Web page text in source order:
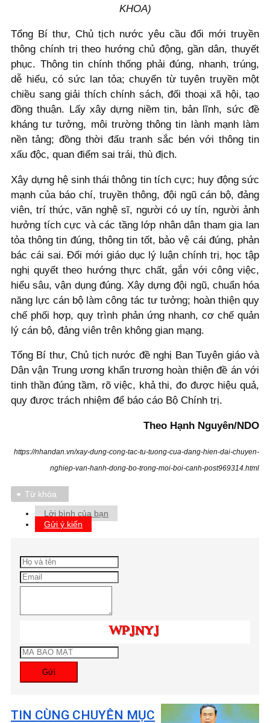
KHOA)
Tổng Bí thư, Chủ tịch nước yêu cầu đổi mới truyền
thông chính trị theo hướng chủ động, gần dân, thuyết
phục. Thông tin chính thống phải đúng, nhanh, trúng,
dễ hiểu, có sức lan tỏa; chuyển từ tuyên truyền một
chiều sang giải thích chính sách, đối thoại xã hội, tạo
đồng thuận. Lấy xây dựng niềm tin, bản lĩnh, sức đề
kháng tư tưởng, môi trường thông tin lành mạnh làm
nền tảng; đồng thời đấu tranh sắc bén với thông tin
xấu độc, quan điểm sai trái, thù địch.
Xây dựng hệ sinh thái thông tin tích cực; huy động sức
mạnh của báo chí, truyền thông, đội ngũ cán bộ, đảng
viên, trí thức, văn nghệ sĩ, người có uy tín, người ảnh
hưởng tích cực và các tầng lớp nhân dân tham gia lan
tỏa thông tin đúng, thông tin tốt, bảo vệ cái đúng, phản
bác cái sai. Đổi mới giáo dục lý luận chính trị, học tập
nghị quyết theo hướng thực chất, gắn với công việc,
hiểu sâu, vận dụng đúng. Xây dựng đội ngũ, chuẩn hóa
năng lực cán bộ làm công tác tư tưởng; hoàn thiện quy
chế phối hợp, quy trình phản ứng nhanh, cơ chế quản
lý cán bộ, đảng viên trên không gian mạng.
Tổng Bí thư, Chủ tịch nước đề nghị Ban Tuyên giáo và
Dân vận Trung ương khẩn trương hoàn thiện đề án với
tinh thần đúng tầm, rõ việc, khả thi, đo được hiệu quả,
quy được trách nhiệm để báo cáo Bộ Chính trị.
Theo Hạnh Nguyên/NDO
https://nhandan.vn/xay-dung-cong-tac-tu-tuong-cua-dang-hien-dai-chuyen-
nghiep-van-hanh-dong-bo-trong-moi-boi-canh-post969314.html
Từ khóa
Lời bình của bạn
Gửi ý kiến
Gửi
TIN CÙNG CHUYÊN MỤC